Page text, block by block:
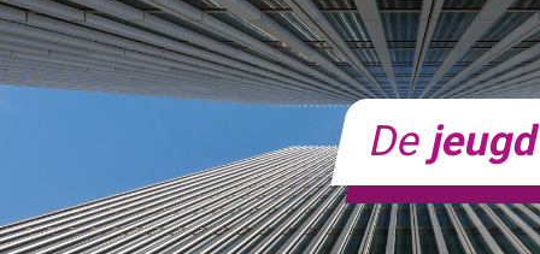
Dejeugd